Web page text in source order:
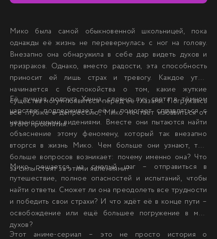
Мико была самой обыкновенной школьницей, пока
однажды её жизнь не перевернулась с ног на голову.
Внезапно она обнаружила в себе дар видеть духов и
призраков. Однако, вместо радости, эта способность
приносит ей лишь страх и тревогу. Каждое утро
начинается с беспокойства о том, какие жуткие
существа могут появиться перед её глазами. Погружаясь
всё глубже в депрессию, Мико мечтает избавиться от
этого проклятия.
Её лучшая подруга Ханна, словно луч света в тёмном
царстве, поддерживает её и помогает справляться с
невыносимыми видениями. Вместе они пытаются найти
объяснение этому феномену, который так внезапно
вторгся в жизнь Мико. Чем больше они узнают, тем
больше вопросов возникает: почему именно она? Что
за силы стоят за этими явлениями?
Мико решается на смелый шаг – отправиться в
путешествие, полное опасностей и испытаний, чтобы
найти ответы. Сможет ли она преодолеть все трудности
и победить свои страхи? И что ждёт её в конце пути –
освобождение или ещё большее погружение в мир
духов?
Этот аниме-сериал – это не просто история о